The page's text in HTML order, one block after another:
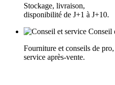
Stockage, livraison,
disponibilité de J+1 à J+10.
Conseil
Fourniture et conseils de pro,
service après-vente.